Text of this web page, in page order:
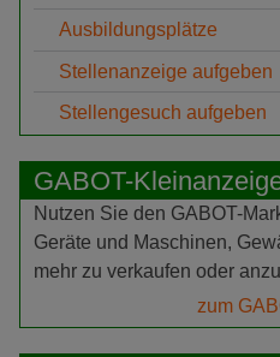
Ausbildungsplätze
Stellenanzeige aufgeben
Stellengesuch aufgeben
GABOT-
Nutzen Sie den GABOT-
Geräte und Maschinen,
mehr zu verkaufen oder
zum